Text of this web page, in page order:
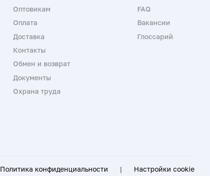
Оптовикам
Оплата
Доставка
Контакты
Обмен и возврат
Документы
Охрана труда
FAQ
Вакансии
Глоссарий
Политика конфиденциальности | Настройки cookie